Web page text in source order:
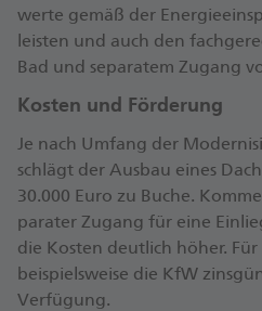
wer­te ge­mäß der
leis­ten und auch den
Bad und se­pa­ra­tem Zu­gang
Kos­ten und För­de­rung
Je nach Um­fang der
schlägt der Aus­bau ei­nes
30.000 Eu­ro zu Bu­che.
pa­ra­ter Zu­gang für ei­ne
die Kos­ten deut­lich hö­her.
bei­spiels­wei­se die KfW
Ver­fü­gung.